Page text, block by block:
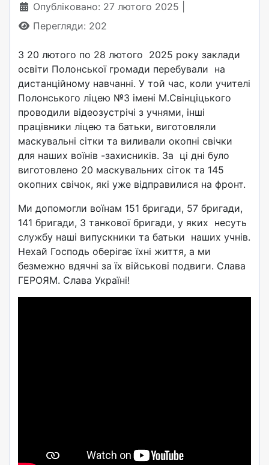
Опубліковано: 27 лютого 2025
Перегляди: 202
З 20 лютого по 28 лютого 2025 року заклади
освіти Полонської громади перебували на
дистанційному навчанні. У той час, коли учителі
Полонського ліцею №3 імені М.Свінціцького
проводили відеозустрічі з учнями, інші
працівники ліцею та батьки, виготовляли
маскувальні сітки та виливали окопні свічки
для наших воїнів -захисників. За ці дні було
виготовлено 20 маскувальних сіток та 145
окопних свічок, які уже відправилися на фронт.
Ми допомогли воїнам 151 бригади, 57 бригади,
141 бригади, 3 танкової бригади, у яких несуть
службу наші випускники та батьки наших учнів.
Нехай Господь оберігає їхні життя, а ми
безмежно вдячні за їх військові подвиги. Слава
ГЕРОЯМ. Слава Україні!